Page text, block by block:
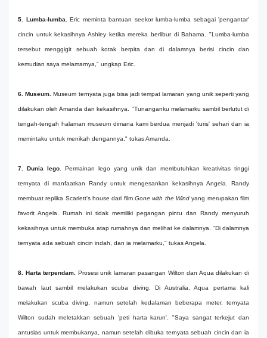
5. Lumba-lumba. Eric meminta bantuan seekor lumba-lumba sebagai 'pengantar'
cincin untuk kekasihnya Ashley ketika mereka berlibur di Bahama. "Lumba-lumba
tersebut menggigit sebuah kotak berpita dan di dalamnya berisi cincin dan
kemudian saya melamarnya," ungkap Eric.
6. Museum. Museum ternyata juga bisa jadi tempat lamaran yang unik seperti yang
dilakukan oleh Amanda dan kekasihnya. "Tunanganku melamarku sambil berlutut di
tengah-tengah halaman museum dimana kami berdua menjadi 'turis' sehari dan ia
memintaku untuk menikah dengannya," tukas Amanda.
7. Dunia lego . Permainan lego yang unik dan membutuhkan kreativitas tinggi
ternyata di manfaatkan Randy untuk mengesankan kekasihnya Angela. Randy
membuat replika Scarlett's house dari film Gone with the Windyang merupakan film
favorit Angela. Rumah ini tidak memiliki pegangan pintu dan Randy menyuruh
kekasihnya untuk membuka atap rumahnya dan melihat ke dalamnya. "Di dalamnya
ternyata ada sebuah cincin indah, dan ia melamarku," tukas Angela.
8. Harta terpendam. Prosesi unik lamaran pasangan Wilton dan Aqua dilakukan di
bawah laut sambil melakukan scuba diving. Di Australia, Aqua pertama kali
melakukan scuba diving, namun setelah kedalaman beberapa meter, ternyata
Wilton sudah meletakkan sebuah 'peti harta karun'. "Saya sangat terkejut dan
antusias untuk membukanya, namun setelah dibuka ternyata sebuah cincin dan ia